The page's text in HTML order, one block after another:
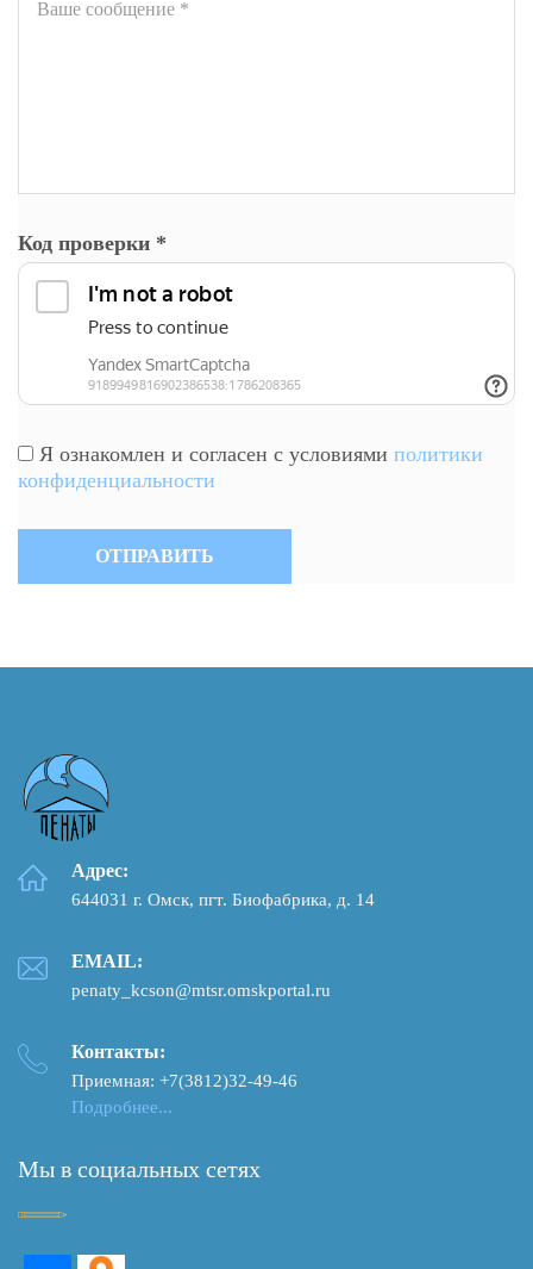
Код проверки *
Я ознакомлен и согласен с условиями политики
конфиденциальности
Адрес:
644031 г. Омск, пгт. Биофабрика, д. 14
EMAIL:
penaty_kcson@mtsr.omskportal.ru
Контакты:
Приемная: +7(3812)32-49-46
Подробнее...
Мы в социальных сетях